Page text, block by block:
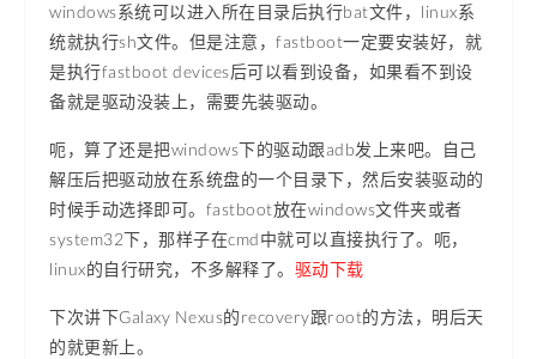
windows系统可以进入所在目录后执行bat文件，linux系
统就执行sh文件。但是注意，fastboot一定要安装好，就
是执行fastboot devices后可以看到设备，如果看不到设
备就是驱动没装上，需要先装驱动。
呃，算了还是把windows下的驱动跟adb发上来吧。自己
解压后把驱动放在系统盘的一个目录下，然后安装驱动的
时候手动选择即可。fastboot放在windows文件夹或者
system32下，那样子在cmd中就可以直接执行了。呃，
linux的自行研究，不多解释了。 驱动下载
下次讲下Galaxy Nexus的recovery跟root的方法，明后天
的就更新上。